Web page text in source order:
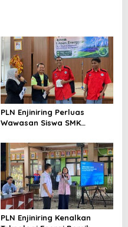
PLN Enjiniring Perluas
Wawasan Siswa SMK
Perubahan Iklim
PLN Enjiniring Kenalkan